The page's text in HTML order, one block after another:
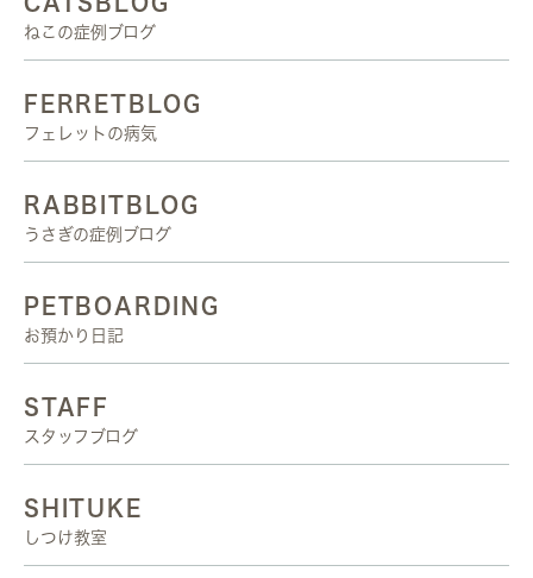
ねこの症例ブログ
FERRETBLOG
フェレットの病気
RABBITBLOG
うさぎの症例ブログ
PETBOARDING
お預かり日記
STAFF
スタッフブログ
SHITUKE
しつけ教室